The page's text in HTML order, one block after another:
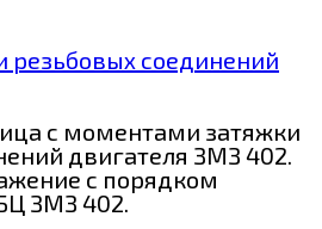
соединений
с моментами затяжки
двигателя ЗМЗ 402.
с порядком
ЗМЗ 402.